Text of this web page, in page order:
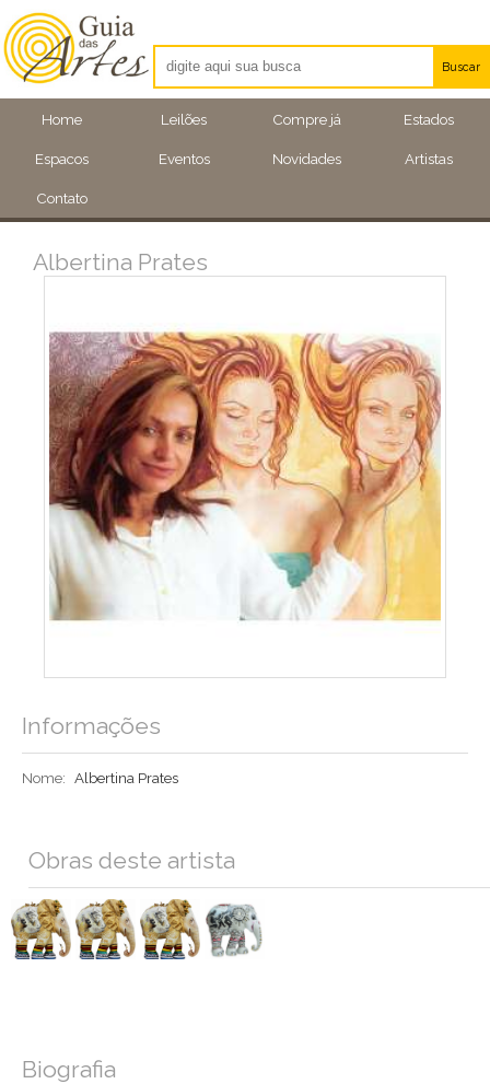
Home Leilões Compre já Estados
Espacos Eventos Novidades Artistas
Contato
Buscar
Artistas
Eventos
Albertina Prates
Informações
Nome: Albertina Prates
Obras deste artista
Biografia